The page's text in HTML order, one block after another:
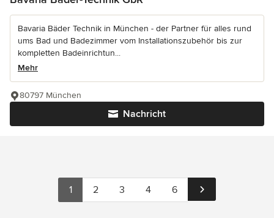
Bavaria Bäder Technik in München - der Partner für alles rund
ums Bad und Badezimmer vom Installationszubehör bis zur
kompletten Badeinrichtun...
Mehr
Nachricht
80797 München
1 2 3 4 6